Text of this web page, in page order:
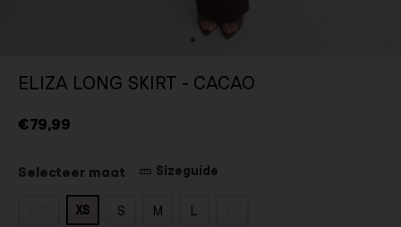
ELIZA LONG SKIRT - CACAO
€79,99
Selecteer maat Sizeguide
XS S M L